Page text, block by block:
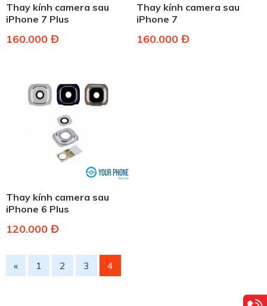
Thay kính camera sau
iPhone 7 Plus
160.000 Đ
Thay kính camera sau
iPhone 7
160.000 Đ
Thay kính camera sau
iPhone 6 Plus
120.000 Đ
« 1 2 3 4